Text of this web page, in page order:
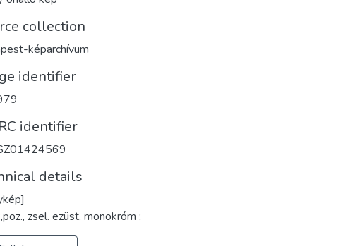
collection
képarchívum
identifier
identifier
details
zsel. ezüst, monokróm ;